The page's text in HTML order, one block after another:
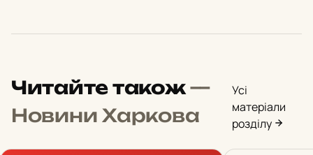
Читайте також—
Новини Харкова
Усі
матеріали
розділу